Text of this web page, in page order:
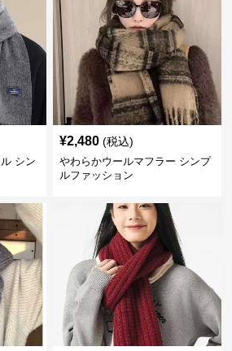
シン
¥2,480 (税込)
やわらかウールマフラー シンプ
ルファッション